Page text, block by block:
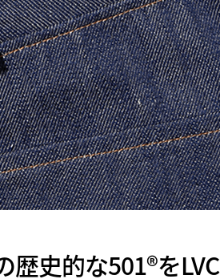
歴史的な501®をLVC